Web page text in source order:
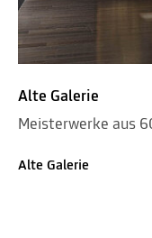
Alte Galerie
Meisterwerke aus
Alte Galerie